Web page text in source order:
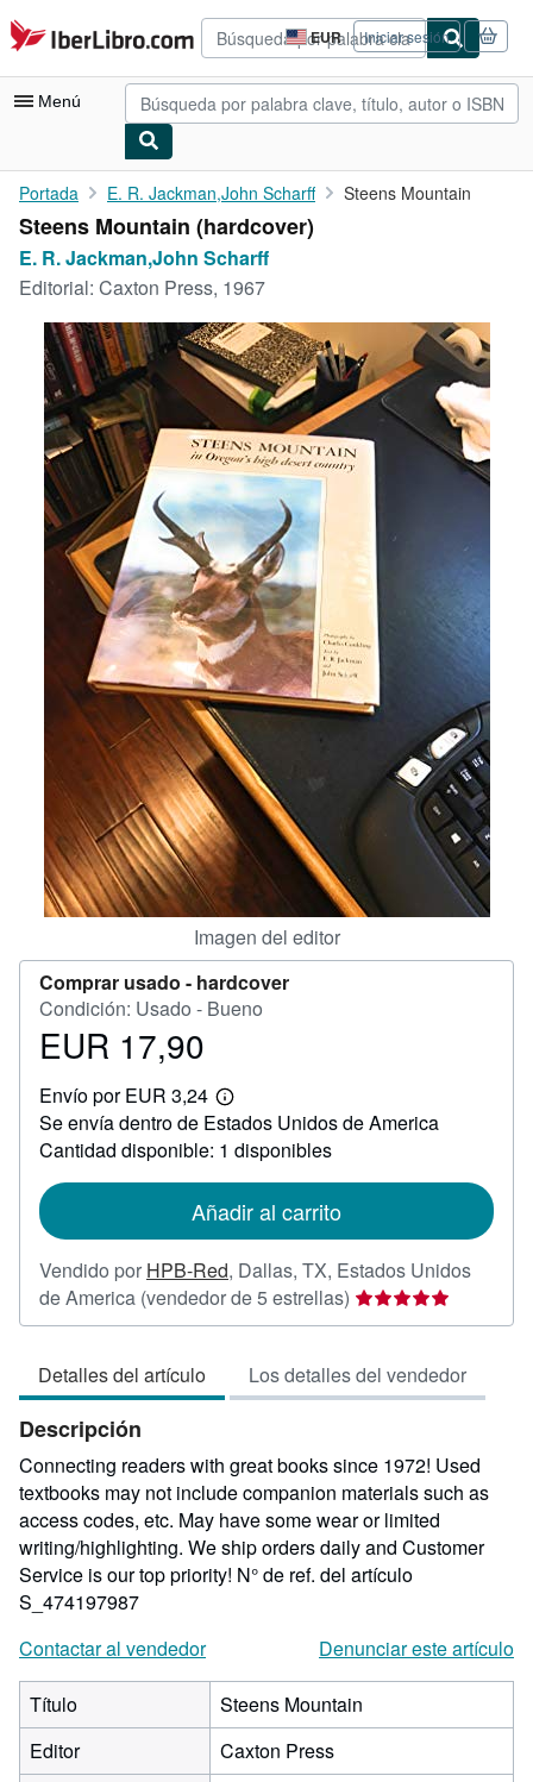
Pasar al contenido principal
IberLibro.com EUR
Preferencias
de
compra
del
Iniciar sesión
Menú
Mi cuenta
Consultar mis pedidos
Búsqueda avanzada
Libros antiguos
Arte y coleccionismo
Vendedores
Comenzar a vender
Ayuda
CERRAR
Portada E. R. Jackman,John Scharff Steens Mountain
Steens Mountain (hardcover)
E. R. Jackman,John Scharff
Editorial: Caxton Press, 1967
Imagen del editor
Comprar usado - hardcover
Condición: Usado - Bueno
Precio
17,90
EUR 17,90
Envío por EUR 3,24
Más
información
sobre
las
envío
Se envía dentro de Estados Unidos de America
Cantidad disponible: 1 disponibles
Añadir al carrito
Vendido por HPB-Red, Dallas, TX, Estados Unidos
de America (vendedor de 5 estrellas) Calificación
del
5
de
estrellas
Detalles del artículo Los detalles del vendedor
Descripción
Connecting readers with great books since 1972! Used
textbooks may not include companion materials such as
access codes, etc. May have some wear or limited
writing/highlighting. We ship orders daily and Customer
Service is our top priority! N° de ref. del artículo
S_474197987
Contactar al vendedor
Denunciar este artículo
Título
Steens Mountain
Editor
Caxton Press